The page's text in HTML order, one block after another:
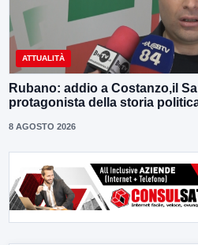
ATTUALITÀ
Rubano: addio a Costanzo,il
protagonista della storia
8 AGOSTO 2026